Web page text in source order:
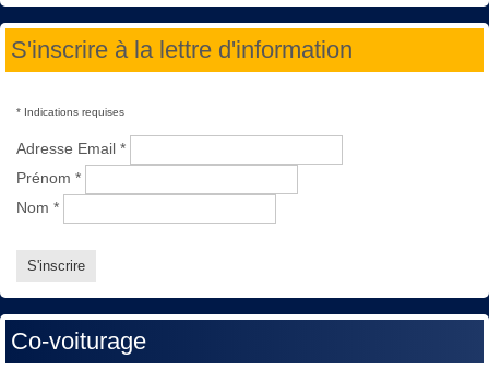
S'inscrire à la lettre d'information
* Indications requises
Adresse Email *
Prénom *
Nom *
Co-voiturage